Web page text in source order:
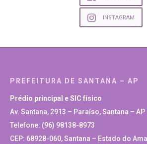
INSTAGRAM
PREFEITURA DE SANTANA – AP
Prédio principal e SIC físico
Av. Santana, 2913 – Paraíso, Santana – AP
Telefone: (96) 98138-8973
CEP: 68928-060, Santana – Estado do